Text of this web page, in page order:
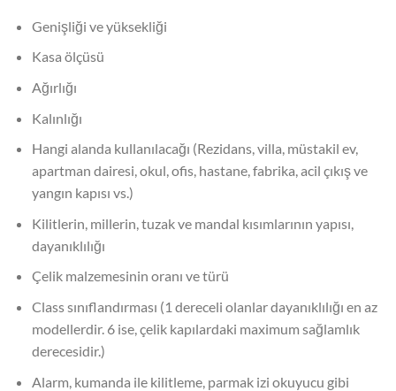
Genişliği ve yüksekliği
Kasa ölçüsü
Ağırlığı
Kalınlığı
Hangi alanda kullanılacağı (Rezidans, villa, müstakil ev,
apartman dairesi, okul, ofis, hastane, fabrika, acil çıkış ve
yangın kapısı vs.)
Kilitlerin, millerin, tuzak ve mandal kısımlarının yapısı,
dayanıklılığı
Çelik malzemesinin oranı ve türü
Class sınıflandırması (1 dereceli olanlar dayanıklılığı en az
modellerdir. 6 ise, çelik kapılardaki maximum sağlamlık
derecesidir.)
Alarm, kumanda ile kilitleme, parmak izi okuyucu gibi